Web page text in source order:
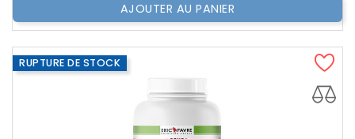
AJOUTER AU PANIER
RUPTURE DE STOCK